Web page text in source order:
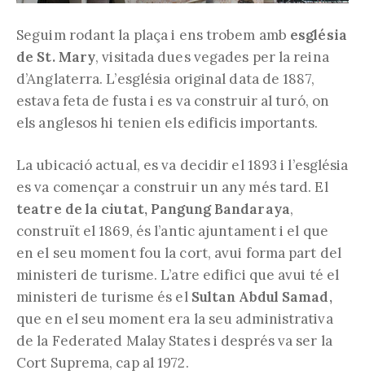
Seguim rodant la plaça i ens trobem amb església
de St. Mary, visitada dues vegades per la reina
d’Anglaterra. L’església original data de 1887,
estava feta de fusta i es va construir al turó, on
els anglesos hi tenien els edificis importants.
La ubicació actual, es va decidir el 1893 i l’església
es va començar a construir un any més tard. El
teatre de la ciutat, Pangung Bandaraya,
construït el 1869, és l’antic ajuntament i el que
en el seu moment fou la cort, avui forma part del
ministeri de turisme. L’atre edifici que avui té el
ministeri de turisme és el Sultan Abdul Samad,
que en el seu moment era la seu administrativa
de la Federated Malay States i després va ser la
Cort Suprema, cap al 1972.